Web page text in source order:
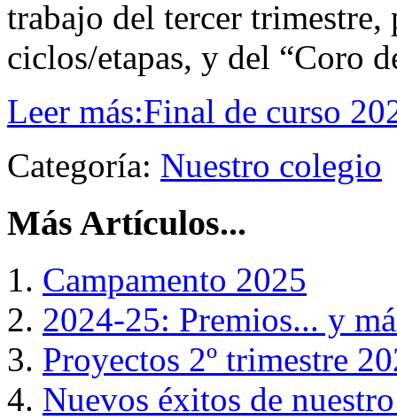
trabajo del tercer trimestre,
ciclos/etapas, y del “Coro
Leer más:Final de curso
Categoría: Nuestro colegio
Más Artículos...
Campamento 2025
2024-25: Premios... y
Proyectos 2º trimestre
Nuevos éxitos de